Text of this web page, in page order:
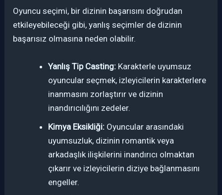
Oyuncu seçimi, bir dizinin başarısını doğrudan
etkileyebileceği gibi, yanlış seçimler de dizinin
başarısız olmasına neden olabilir.
Yanlış Tip Casting: Karakterle uyumsuz
oyuncular seçmek, izleyicilerin karakterlere
inanmasını zorlaştırır ve dizinin
inandırıcılığını zedeler.
Kimya Eksikliği: Oyuncular arasındaki
uyumsuzluk, dizinin romantik veya
arkadaşlık ilişkilerini inandırıcı olmaktan
çıkarır ve izleyicilerin diziye bağlanmasını
engeller.